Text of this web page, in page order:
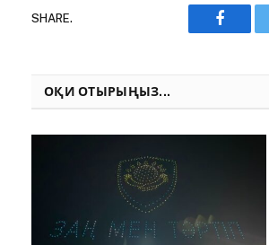
SHARE.
ОҚИ ОТЫРЫҢЫЗ...